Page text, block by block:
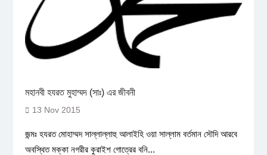
মহানবী হযরত মুহাম্মদ (সাঃ) এর জীবনী
13 Nov 2015
জন্মঃ হযরত মোহাম্মদ সাল্লাল্লাহু আলাইহি ওয়া সাল্লাম বর্তমান সৌদি আরবে
অবস্থিত মক্কা নগরীর কুরাইশ গোত্রের বনি...